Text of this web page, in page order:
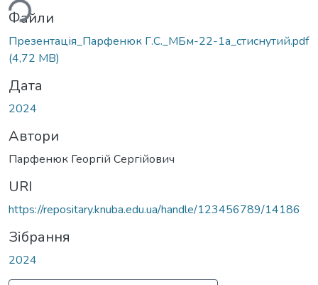
Файли
Презентація_Парфенюк Г.С._МБм-22-1а_стиснутий.pdf
(4,72 MB)
Дата
2024
Автори
Парфенюк Георгій Сергійович
URI
https://repositary.knuba.edu.ua/handle/123456789/14186
Зібрання
2024